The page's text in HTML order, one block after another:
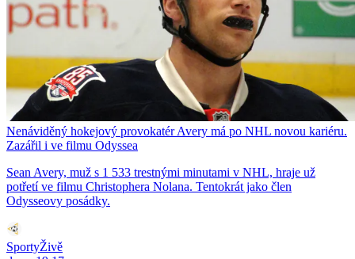
Nenáviděný hokejový provokatér Avery má po NHL novou kariéru.
Zazářil i ve filmu Odyssea
Sean Avery, muž s 1 533 trestnými minutami v NHL, hraje už
potřetí ve filmu Christophera Nolana. Tentokrát jako člen
Odysseovy posádky.
SportyŽivě